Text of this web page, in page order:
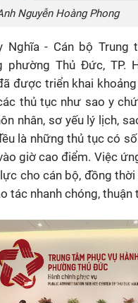
Nguyễn Hoàng Phong
Nghĩa - Cán bộ Trung
phường Thủ Đức, TP.
được triển khai khoảng
thủ tục như sao y
nhân, sơ yếu lý lịch,
là những thủ tục có
giờ cao điểm. Việc
cho cán bộ, đồng
tác nhanh chóng, thuận